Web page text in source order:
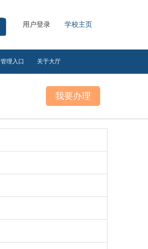
用户登录 学校主页
管理入口 关于大厅